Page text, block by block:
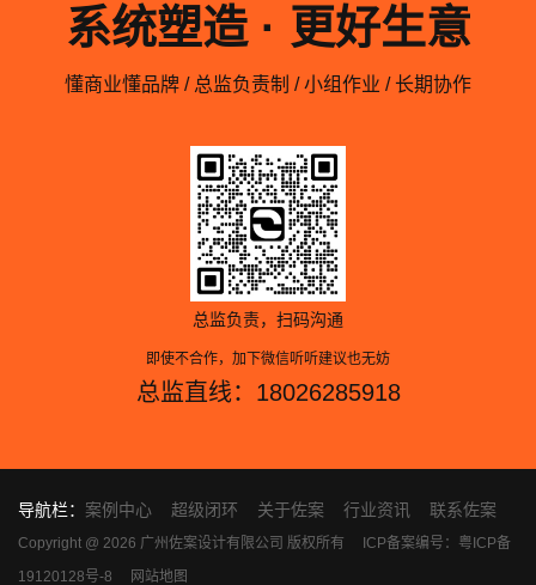
系统塑造 · 更好生意
懂商业懂品牌 / 总监负责制 / 小组作业 / 长期协作
总监负责，扫码沟通
即使不合作，加下微信听听建议也无妨
总监直线：18026285918
导航栏： 案例中心 超级闭环 关于佐案 行业资讯 联系佐案
Copyright @ 2026 广州佐案设计有限公司 版权所有 ICP备案编号：粤ICP备
19120128号-8
网站地图